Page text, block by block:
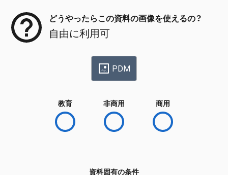
どうやったらこの資料の画像を使えるの？
自由に利用可
PDM
教育 非商用 商用
資料固有の条件